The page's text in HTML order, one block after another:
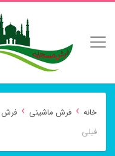
خانه › فرش ماشینی › فرش 700 شانه
فیلی